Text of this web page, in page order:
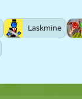
Laskmine